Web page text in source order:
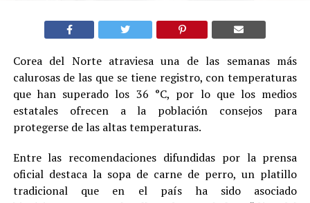
Corea del Norte atraviesa una de las semanas más
calurosas de las que se tiene registro, con temperaturas
que han superado los 36 °C, por lo que los medios
estatales ofrecen a la población consejos para
protegerse de las altas temperaturas.
Entre las recomendaciones difundidas por la prensa
oficial destaca la sopa de carne de perro, un platillo
tradicional que en el país ha sido asociado